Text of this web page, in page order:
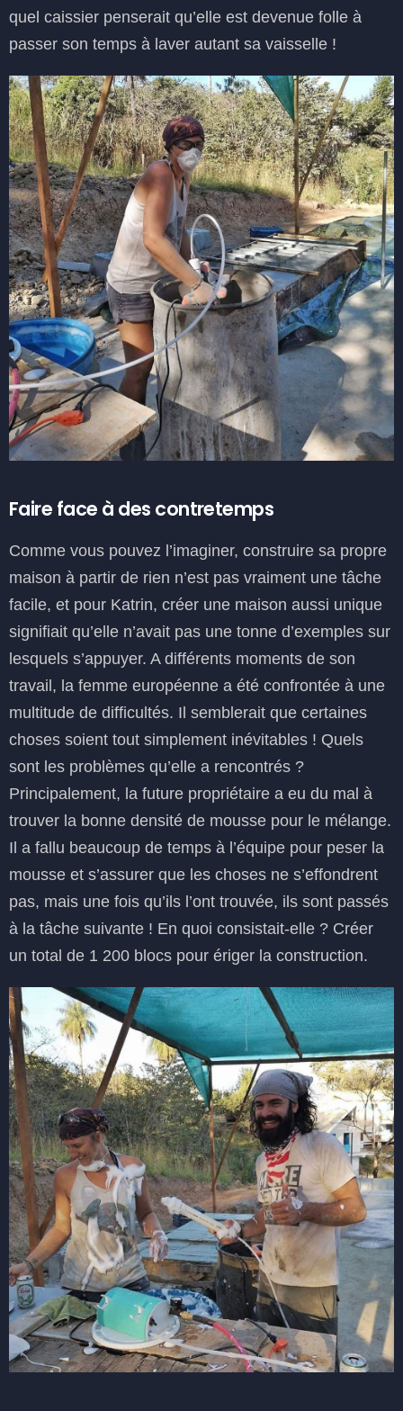
quel caissier penserait qu’elle est devenue folle à
passer son temps à laver autant sa vaisselle !
Faire face à des contretemps
Comme vous pouvez l’imaginer, construire sa propre
maison à partir de rien n’est pas vraiment une tâche
facile, et pour Katrin, créer une maison aussi unique
signifiait qu’elle n’avait pas une tonne d’exemples sur
lesquels s’appuyer. A différents moments de son
travail, la femme européenne a été confrontée à une
multitude de difficultés. Il semblerait que certaines
choses soient tout simplement inévitables ! Quels
sont les problèmes qu’elle a rencontrés ?
Principalement, la future propriétaire a eu du mal à
trouver la bonne densité de mousse pour le mélange.
Il a fallu beaucoup de temps à l’équipe pour peser la
mousse et s’assurer que les choses ne s’effondrent
pas, mais une fois qu’ils l’ont trouvée, ils sont passés
à la tâche suivante ! En quoi consistait-elle ? Créer
un total de 1 200 blocs pour ériger la construction.